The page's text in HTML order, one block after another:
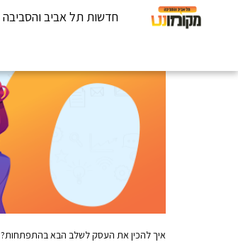
חדשות תל אביב והסביבה
איך להכין את העסק לשלב הבא בהתפתחות?